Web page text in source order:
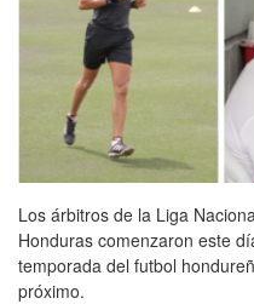
Los árbitros de la Liga
Honduras comenzaron este
temporada del futbol
próximo.